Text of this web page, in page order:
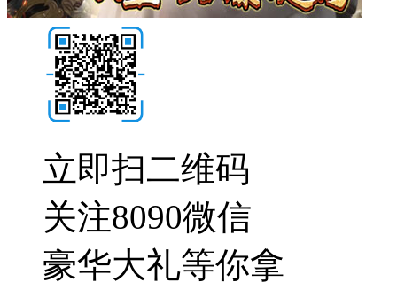
立即扫二维码
关注8090微信
豪华大礼等你拿